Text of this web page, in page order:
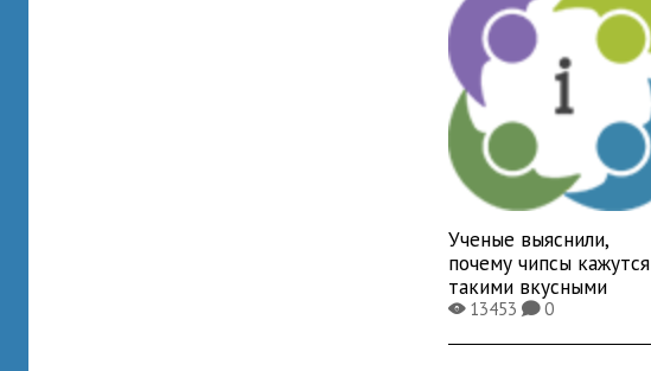
Ученые выяснили,
почему чипсы кажутся
такими вкусными
X13453K0